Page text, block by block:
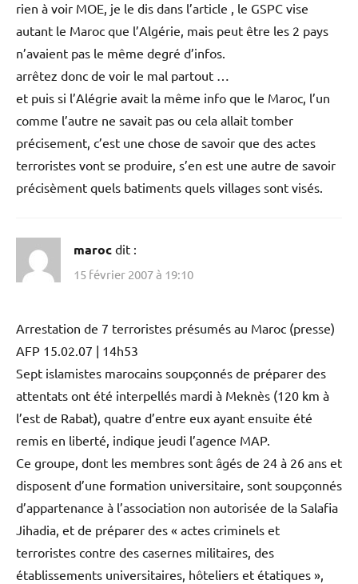
rien à voir MOE, je le dis dans l’article , le GSPC vise
autant le Maroc que l’Algérie, mais peut être les 2 pays
n’avaient pas le même degré d’infos.
arrêtez donc de voir le mal partout …
et puis si l’Alégrie avait la même info que le Maroc, l’un
comme l’autre ne savait pas ou cela allait tomber
précisement, c’est une chose de savoir que des actes
terroristes vont se produire, s’en est une autre de savoir
précisèment quels batiments quels villages sont visés.
maroc dit :
15 février 2007 à 19:10
Arrestation de 7 terroristes présumés au Maroc (presse)
AFP 15.02.07 | 14h53
Sept islamistes marocains soupçonnés de préparer des
attentats ont été interpellés mardi à Meknès (120 km à
l’est de Rabat), quatre d’entre eux ayant ensuite été
remis en liberté, indique jeudi l’agence MAP.
Ce groupe, dont les membres sont âgés de 24 à 26 ans et
disposent d’une formation universitaire, sont soupçonnés
d’appartenance à l’association non autorisée de la Salafia
Jihadia, et de préparer des « actes criminels et
terroristes contre des casernes militaires, des
établissements universitaires, hôteliers et étatiques »,